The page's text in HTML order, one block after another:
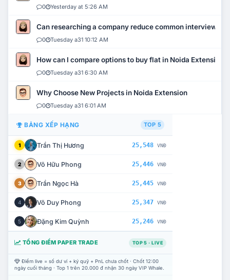
0 Yesterday at 5:26 AM
Can researching a company reduce common interview
0 Tuesday a31 10:12 AM
How can I compare options to buy flat in Noida Extension?
0 Tuesday a31 6:30 AM
Why Choose New Projects in Noida Extension
0 Tuesday a31 6:01 AM
BẢNG XẾP HẠNG TOP 5
1 Trần Thị Hương 25,548 VNĐ
2 Võ Hữu Phong 25,446 VNĐ
3 Trần Ngọc Hà 25,445 VNĐ
4 Võ Duy Phong 25,347 VNĐ
5 Đặng Kim Quỳnh 25,246 VNĐ
TỔNG ĐIỂM PAPER TRADE TOP 5 · LIVE
Điểm live = số dư ví + ký quỹ + PnL chưa chốt · Chốt 12:00
ngày cuối tháng · Top 1 trên 20.000 đ nhận 30 ngày VIP Whale.